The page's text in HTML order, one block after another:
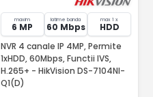
maxim
6 MP
latime banda
60 Mbps
max 1 x
HDD
NVR 4 canale IP 4MP, Permite
1xHDD, 60Mbps, Functii IVS,
H.265+ - HikVision DS-7104NI-
Q1(D)